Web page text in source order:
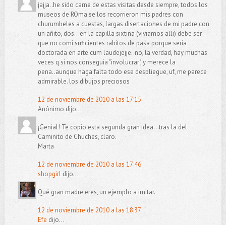
jajja..he sido carne de estas visitas desde siempre, todos los
museos de ROma se los recorrieron mis padres con
churumbeles a cuestas, largas disertaciones de mi padre con
un añito, dos...en la capilla sixtina (viviamos alli) debe ser
que no comi suficientes rabitos de pasa porque seria
doctorada en arte cum laudejejje..no, la verdad, hay muchas
veces q si nos conseguia "involucrar", y merece la
pena..aunque haga falta todo ese despliegue, uf, me parece
admirable. los dibujos preciosos
12 de noviembre de 2010 a las 17:15
Anónimo dijo...
¡Genial! Te copio esta segunda gran idea...tras la del
Caminito de Chuches, claro.
Marta
12 de noviembre de 2010 a las 17:46
shopgirldijo...
Qué gran madre eres, un ejemplo a imitar.
12 de noviembre de 2010 a las 18:37
Efe dijo...